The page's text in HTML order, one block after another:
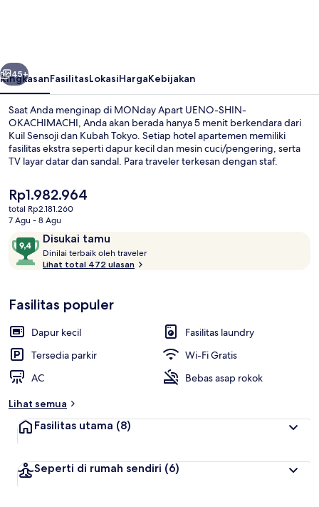
Berikutnya
45+
RingkasanFasilitasLokasiHargaKebijakan
Saat Anda menginap di MONday Apart UENO-SHIN-
OKACHIMACHI, Anda akan berada hanya 5 menit berkendara dari
Kuil Sensoji dan Kubah Tokyo. Setiap hotel apartemen memiliki
fasilitas ekstra seperti dapur kecil dan mesin cuci/pengering, serta
TV layar datar dan sandal. Para traveler terkesan dengan staf.
okachimachi berjarak 2 menit dan Stasiun Inaricho berjarak 5 menit.
Harga
saat
ini
Rp1.982.964
total Rp2.181.260
7 Agu - 8 Agu
Ulasan Disukai tamu
9,4
dari
10,
tamu
Dinilai terbaik oleh traveler
i
l
Lihat total 472 ulasan
Fasilitas populer
Dapur kecil
Fasilitas laundry
Tersedia parkir
Wi-Fi Gratis
AC
Bebas asap rokok
Lihat semua
Fasilitas utama (8)
Seperti di rumah sendiri (6)